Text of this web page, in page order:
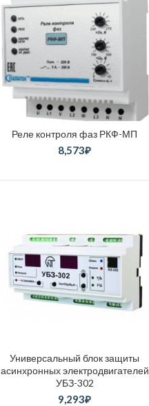
Реле контроля фаз РКФ-МП
8,573₽
Универсальный блок защиты
асинхронных электродвигателей
УБЗ-302
9,293₽